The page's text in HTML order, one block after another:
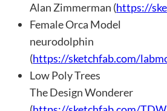
Alan Zimmerman (https://
Female Orca Model
neurodolphin
(https://sketchfab.com/
Low Poly Trees
The Design Wonderer